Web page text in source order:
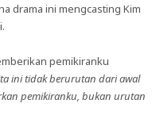
drama ini mengcasting Kim
pemikiranku
ini tidak berurutan dari awal
pemikiranku, bukan urutan